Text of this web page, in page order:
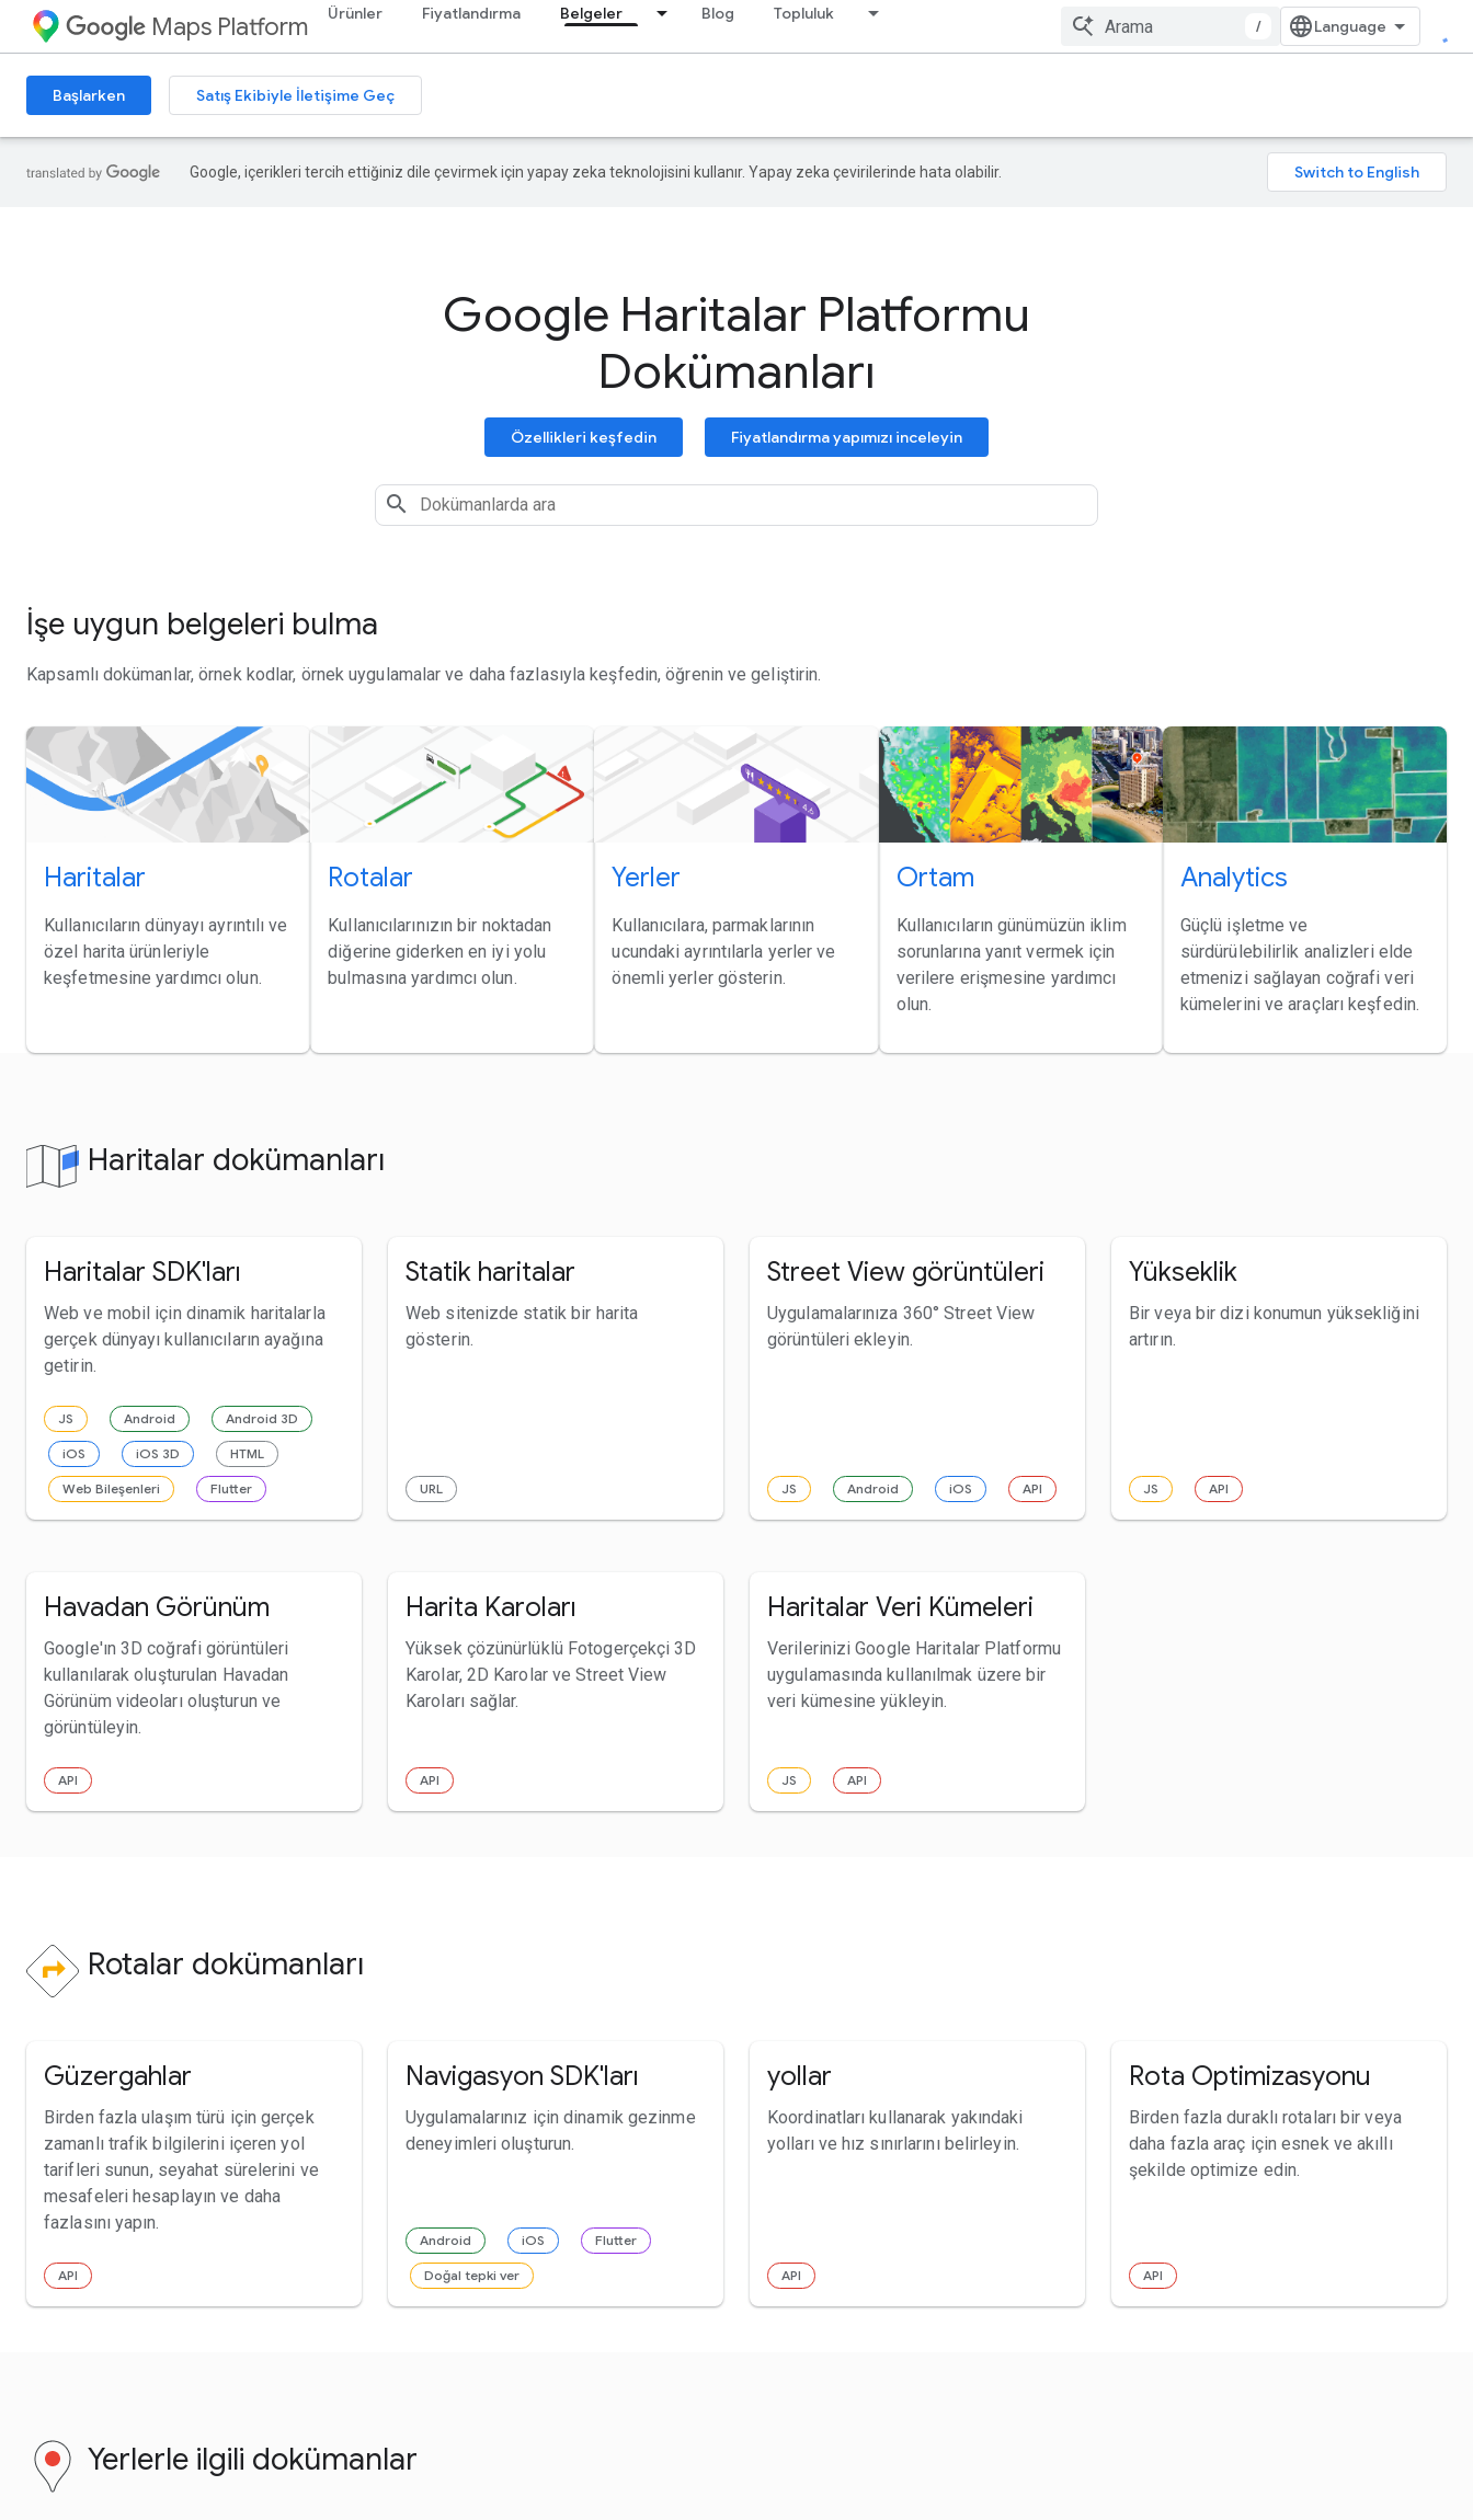
Maps Platform Ürünler Fiyatlandırma Belgeler Blog Topluluk
/
Başlarken Satış Ekibiyle İletişime Geç
Google, içerikleri tercih ettiğiniz dile çevirmek için yapay zeka teknolojisini kullanır. Yapay zeka çevirilerinde hata olabilir.
Google Haritalar Platformu
Dokümanları
Özellikleri keşfedin Fiyatlandırma yapımızı inceleyin
İşe uygun belgeleri bulma
Kapsamlı dokümanlar, örnek kodlar, örnek uygulamalar ve daha fazlasıyla keşfedin, öğrenin ve geliştirin.
Haritalar
Kullanıcıların dünyayı ayrıntılı ve
özel harita ürünleriyle
keşfetmesine yardımcı olun.
Rotalar
Kullanıcılarınızın bir noktadan
diğerine giderken en iyi yolu
bulmasına yardımcı olun.
Yerler
Kullanıcılara, parmaklarının
ucundaki ayrıntılarla yerler ve
önemli yerler gösterin.
Ortam
Kullanıcıların günümüzün iklim
sorunlarına yanıt vermek için
verilere erişmesine yardımcı
olun.
Analytics
Güçlü işletme ve
sürdürülebilirlik analizleri elde
etmenizi sağlayan coğrafi veri
kümelerini ve araçları keşfedin.
Haritalar dokümanları
Haritalar SDK'ları
Web ve mobil için dinamik haritalarla
gerçek dünyayı kullanıcıların ayağına
getirin.
JS Android Android 3D
iOS iOS 3D HTML
Web Bileşenleri Flutter
Statik haritalar
Web sitenizde statik bir harita
gösterin.
URL
Street View görüntüleri
Uygulamalarınıza 360° Street View
görüntüleri ekleyin.
JS Android iOS API
Yükseklik
Bir veya bir dizi konumun yüksekliğini
artırın.
JS API
Havadan Görünüm
Google'ın 3D coğrafi görüntüleri
kullanılarak oluşturulan Havadan
Görünüm videoları oluşturun ve
görüntüleyin.
API
Harita Karoları
Yüksek çözünürlüklü Fotogerçekçi 3D
Karolar, 2D Karolar ve Street View
Karoları sağlar.
API
Haritalar Veri Kümeleri
Verilerinizi Google Haritalar Platformu
uygulamasında kullanılmak üzere bir
veri kümesine yükleyin.
JS API
Rotalar dokümanları
Güzergahlar
Birden fazla ulaşım türü için gerçek
zamanlı trafik bilgilerini içeren yol
tarifleri sunun, seyahat sürelerini ve
mesafeleri hesaplayın ve daha
fazlasını yapın.
API
Navigasyon SDK'ları
Uygulamalarınız için dinamik gezinme
deneyimleri oluşturun.
Android iOS Flutter
Doğal tepki ver
yollar
Koordinatları kullanarak yakındaki
yolları ve hız sınırlarını belirleyin.
API
Rota Optimizasyonu
Birden fazla duraklı rotaları bir veya
daha fazla araç için esnek ve akıllı
şekilde optimize edin.
API
Yerlerle ilgili dokümanlar